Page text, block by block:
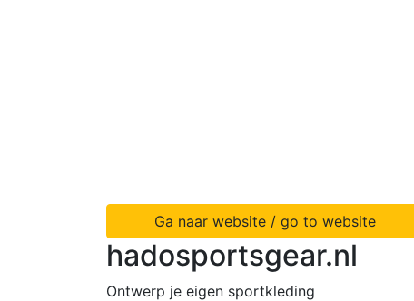
Ga naar website / go to website
hadosportsgear.nl
Ontwerp je eigen sportkleding